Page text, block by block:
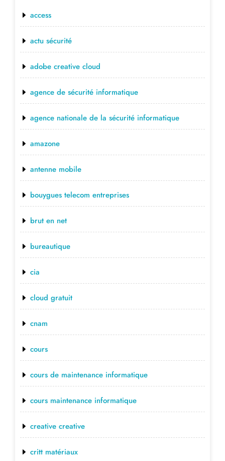
access
actu sécurité
adobe creative cloud
agence de sécurité informatique
agence nationale de la sécurité informatique
amazone
antenne mobile
bouygues telecom entreprises
brut en net
bureautique
cia
cloud gratuit
cnam
cours
cours de maintenance informatique
cours maintenance informatique
creative creative
critt matériaux